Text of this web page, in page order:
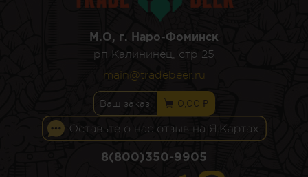
М.О, г. Наро-Фоминск
рп Калининец, стр 25
main@tradebeer.ru
Ваш заказ: 0,00 ₽
8(800)350-9905